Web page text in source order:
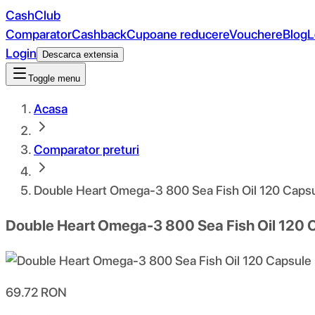
CashClub
ComparatorCashbackCupoane reducereVouchereBlog
Login
Descarca extensia
Toggle menu
Acasa
Comparator preturi
Double Heart Omega-3 800 Sea Fish Oil 120
Double Heart Omega-3 800 Sea Fish Oil 120
69.72 RON